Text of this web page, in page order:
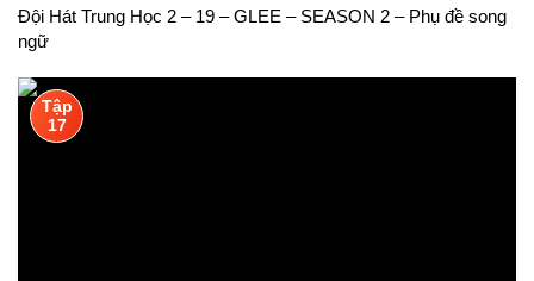
Đội Hát Trung Học 2 – 19 – GLEE – SEASON 2 – Phụ đề song
ngữ
Tập
17